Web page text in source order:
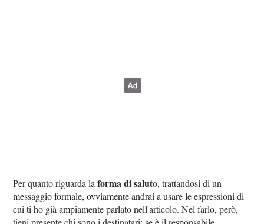
Per quanto riguarda laforma di saluto, trattandosi di un
messaggio formale, ovviamente andrai a usare le espressioni di
cui ti ho già ampiamente parlato nell'articolo. Nel farlo, però,